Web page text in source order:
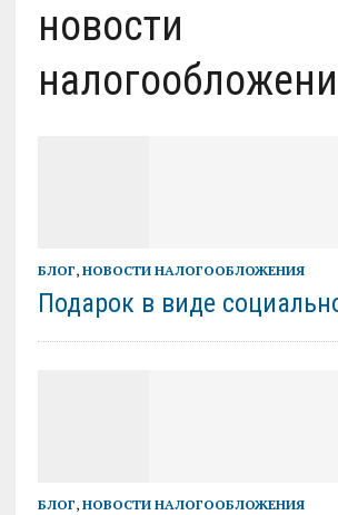
новости
БЛОГ, НОВОСТИ НАЛОГООБЛОЖЕНИЯ
Подарок в виде
БЛОГ, НОВОСТИ НАЛОГООБЛОЖЕНИЯ